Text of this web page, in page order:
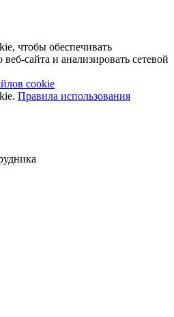
чтобы обеспечивать
сайта и анализировать сетевой
cookie
Правила использования